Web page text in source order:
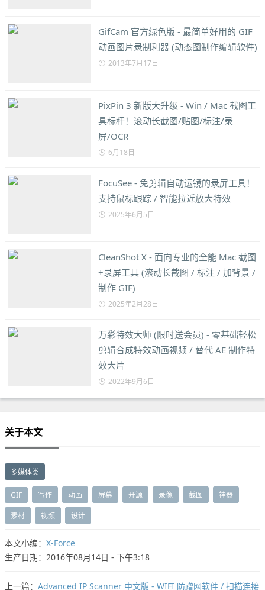
GifCam 官方绿色版 - 最简单好用的 GIF
动画图片录制利器 (动态图制作编辑软件)
2013年7月17日
PixPin 3 新版大升级 - Win / Mac 截图工
具标杆！滚动长截图/贴图/标注/录
屏/OCR
6月18日
FocuSee - 免剪辑自动运镜的录屏工具！
支持鼠标跟踪 / 智能拉近放大特效
2025年6月5日
CleanShot X - 面向专业的全能 Mac 截图
+录屏工具 (滚动长截图 / 标注 / 加背景 /
制作 GIF)
2025年2月28日
万彩特效大师 (限时送会员) - 零基础轻松
剪辑合成特效动画视频 / 替代 AE 制作特
效大片
2022年9月6日
关于本文
多媒体类
GIF 写作 动画 屏幕 开源 录像 截图 神器
素材 视频 设计
本文小编： X-Force
生产日期：2016年08月14日 - 下午3:18
上一篇： Advanced IP Scanner 中文版 - WIFI 防蹭网软件 / 扫描连接